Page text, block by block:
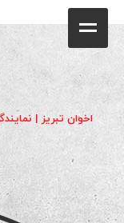
فروشگاه
محصولات
جشنواره فروش ویژه
کاتالوگ
اخوان تبریز |